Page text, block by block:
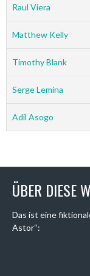
Raul Viera
Matthew Kelly
Timothy Blank
Serge Lemina
Adil Asogo
ÜBER DIESE
Das ist eine
Astor“: